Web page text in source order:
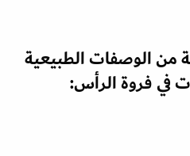
من الوصفات الطبيعية
في فروة الرأس: